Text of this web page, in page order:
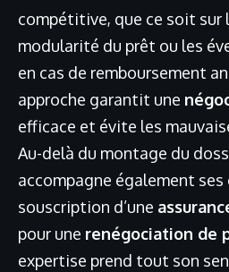
compétitive, que ce soit sur
modularité du prêt ou les
en cas de remboursement
approche garantit une
efficace et évite les
Au-delà du montage du
accompagne également
souscription d’une
pour une renégociation de
expertise prend tout son